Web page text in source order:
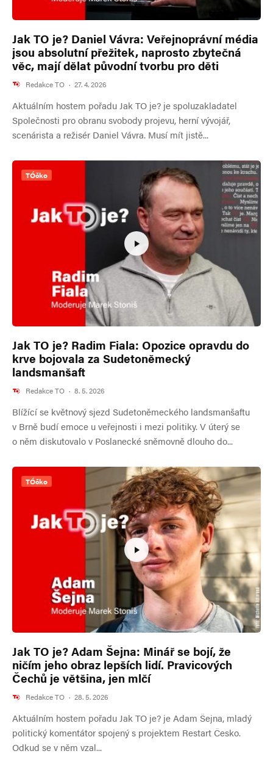
Jak TO je? Daniel Vávra: Veřejnoprávní média
jsou absolutní přežitek, naprosto zbytečná
věc, mají dělat původní tvorbu pro děti
Redakce TO · 27. 4. 2026
Aktuálním hostem pořadu Jak TO je? je spoluzakladatel
Společnosti pro obranu svobody projevu, herní vývojář,
scenárista a režisér Daniel Vávra. Musí mít jistě...
TÓčko
Jak TO je? Radim Fiala: Opozice opravdu do
krve bojovala za Sudetoněmecký
landsmanšaft
Redakce TO · 8. 5. 2026
Blížící se květnový sjezd Sudetoněmeckého landsmanšaftu
v Brně budí emoce u veřejnosti i mezi politiky. V úterý se
o něm diskutovalo v Poslanecké sněmovně dlouho do...
TÓčko
Jak TO je? Adam Šejna: Minář se bojí, že
ničím jeho obraz lepších lidí. Pravicových
Čechů je většina, jen mlčí
Redakce TO · 28. 5. 2026
Aktuálním hostem pořadu Jak TO je? je Adam Šejna, mladý
politický komentátor spojený s projektem Restart Česko.
Odkud se v něm vzal...